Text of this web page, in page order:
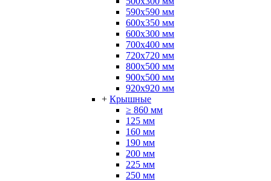
590х590 мм
600x350 мм
600х300 мм
700x400 мм
720x720 мм
800x500 мм
900x500 мм
920x920 мм
+ Крышные
≥ 860 мм
125 мм
160 мм
190 мм
200 мм
225 мм
250 мм